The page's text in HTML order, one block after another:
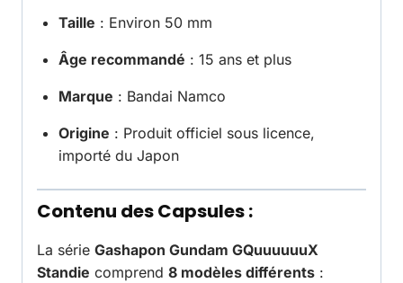
Taille : Environ 50 mm
Âge recommandé : 15 ans et plus
Marque : Bandai Namco
Origine : Produit officiel sous licence,
importé du Japon
Contenu des Capsules :
La série Gashapon Gundam GQuuuuuuX
Standie comprend 8 modèles différents :